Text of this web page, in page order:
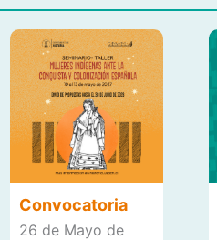
Convocatoria
26 de Mayo de